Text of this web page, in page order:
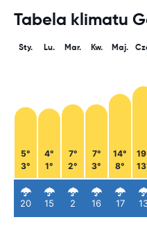
Tabela klimatu
Sty.
5°
3°
20
Lu.
4°
1°
15
Mar.
7°
2°
2
Kw.
7°
3°
16
Maj.
14°
8°
17